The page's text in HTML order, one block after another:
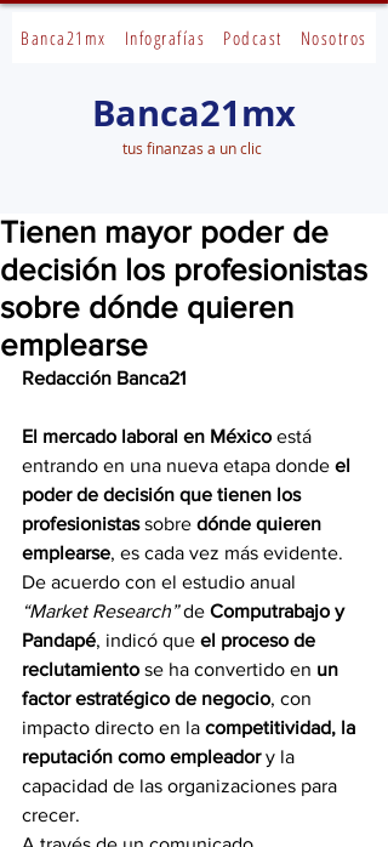
Banca21mx Infografías Podcast Nosotros
Banca21mx
tus finanzas a un clic
Tienen mayor poder de
decisión los profesionistas
sobre dónde quieren
emplearse
Redacción Banca21
El mercado laboral en México está
entrando en una nueva etapa donde el
poder de decisión que tienen los
profesionistas sobre dónde quieren
emplearse, es cada vez más evidente.
De acuerdo con el estudio anual
“Market Research” de Computrabajo y
Pandapé, indicó que el proceso de
reclutamiento se ha convertido en un
factor estratégico de negocio, con
impacto directo en la competitividad, la
reputación como empleador y la
capacidad de las organizaciones para
crecer.